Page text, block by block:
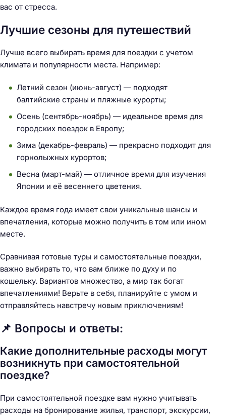
вас от стресса.
Лучшие сезоны для путешествий
Лучше всего выбирать время для поездки с учетом
климата и популярности места. Например:
Летний сезон (июнь-август) — подходят
балтийские страны и пляжные курорты;
Осень (сентябрь-ноябрь) — идеальное время для
городских поездок в Европу;
Зима (декабрь-февраль) — прекрасно подходит для
горнолыжных курортов;
Весна (март-май) — отличное время для изучения
Японии и её весеннего цветения.
Каждое время года имеет свои уникальные шансы и
впечатления, которые можно получить в том или ином
месте.
Сравнивая готовые туры и самостоятельные поездки,
важно выбирать то, что вам ближе по духу и по
кошельку. Вариантов множество, а мир так богат
впечатлениями! Верьте в себя, планируйте с умом и
отправляйтесь навстречу новым приключениям!
📌 Вопросы и ответы:
Какие дополнительные расходы могут
возникнуть при самостоятельной
поездке?
При самостоятельной поездке вам нужно учитывать
расходы на бронирование жилья, транспорт, экскурсии,